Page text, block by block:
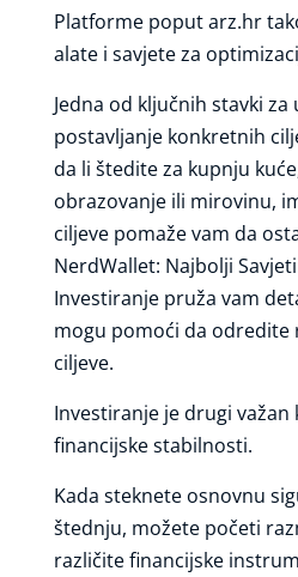
Platforme poput arz.hr
alate i savjete za
Jedna od ključnih stavki
postavljanje konkretnih
da li štedite za kupnju
obrazovanje ili mirovinu,
ciljeve pomaže vam da
NerdWallet: Najbolji
Investiranje pruža vam
mogu pomoći da odredite
ciljeve.
Investiranje je drugi važan
financijske stabilnosti.
Kada steknete osnovnu
štednju, možete početi
različite financijske